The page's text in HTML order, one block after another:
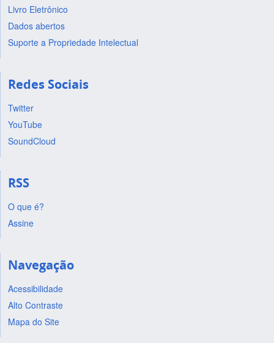
Livro Eletrônico
Dados abertos
Suporte a Propriedade Intelectual
Redes Sociais
Twitter
YouTube
SoundCloud
RSS
O que é?
Assine
Navegação
Acessibilidade
Alto Contraste
Mapa do Site